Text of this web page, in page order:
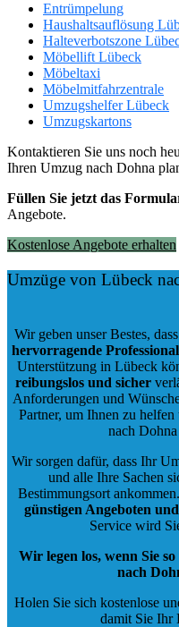
Entrümpelung
Haushaltsauflösung
Halteverbotszone
Möbellift Lübeck
Möbeltaxi
Möbelmitfahrzentrale
Umzugshelfer Lübeck
Umzugskartons
Kontaktieren Sie uns noch
Ihren Umzug nach Dohna
Füllen Sie jetzt das
Angebote.
Kostenlose Angebote erhalten
Umzüge von Lübeck
Wir geben unser Bestes,
hervorragende
Unterstützung in Lübeck
reibungslos und sicher
Anforderungen und
Partner, um Ihnen zu
nach
Wir sorgen dafür, dass Ihr
und alle Ihre Sachen
Bestimmungsort
günstigen Angeboten
Service wird
Wir legen los, wenn Sie
nach
Holen Sie sich kostenlose
damit Sie Ihr